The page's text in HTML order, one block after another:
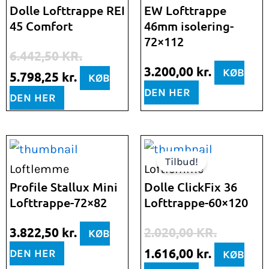
Dolle Lofttrappe REI
45 Comfort
6.442,50KR.
pris
var:
5.798,25 kr.
pris
5.798,25 kr..
KØB
DEN HER
EW Lofttrappe
46mm isolering-
72×112
3.200,00 kr.
KØB
DEN HER
Loftlemme
Profile Stallux Mini
Lofttrappe-72×82
3.822,50 kr.
KØB
DEN HER
Tilbud!
Loftlemme
Dolle ClickFix 36
Lofttrappe-60×120
2.020,00KR.
Den
oprindelige
pris
var:
2.020,00 kr..
1.616,00 kr.
Den
pris
er:
KØB